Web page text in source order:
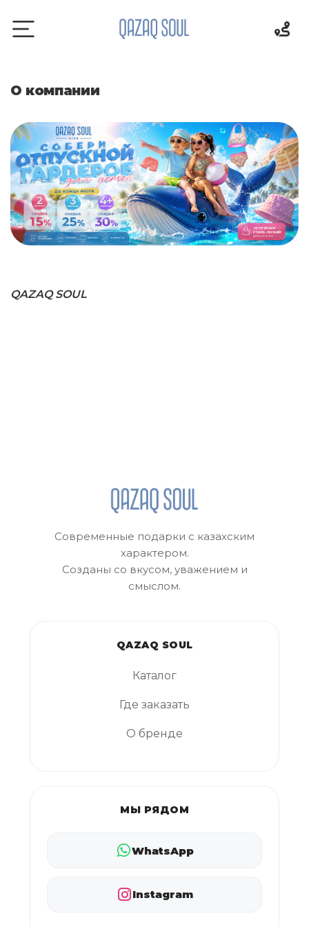
О компании
QAZAQ SOUL
Современные подарки с казахским
характером.
Созданы со вкусом, уважением и
смыслом.
QAZAQ SOUL
Каталог
Где заказать
О бренде
МЫ РЯДОМ
WhatsApp
Instagram